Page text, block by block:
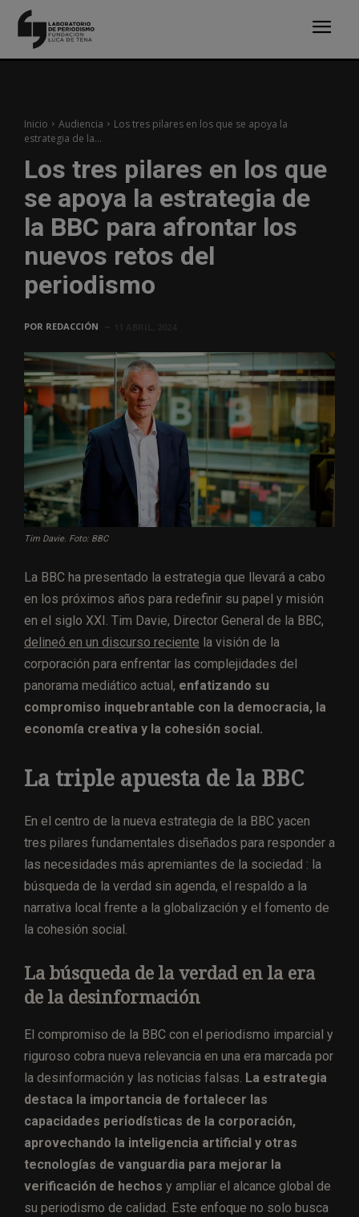
Inicio Audiencia
Los tres pilares en los que se apoya la
estrategia de la...
Los tres pilares en los que
se apoya la estrategia de
la BBC para afrontar los
nuevos retos del
periodismo
POR REDACCIÓN
Tim Davie. Foto: BBC
La BBC ha presentado la estrategia que llevará a cabo
en los próximos años para redefinir su papel y misión
en el siglo XXI. Tim Davie, Director General de la BBC,
delineó en un discurso reciente la visión de la
corporación para enfrentar las complejidades del
panorama mediático actual, enfatizando su
compromiso inquebrantable con la democracia, la
economía creativa y la cohesión social.
La triple apuesta de la BBC
En el centro de la nueva estrategia de la BBC yacen
tres pilares fundamentales diseñados para responder a
las necesidades más apremiantes de la sociedad : la
búsqueda de la verdad sin agenda, el respaldo a la
narrativa local frente a la globalización y el fomento de
la cohesión social.
La búsqueda de la verdad en la era
de la desinformación
El compromiso de la BBC con el periodismo imparcial y
riguroso cobra nueva relevancia en una era marcada por
la desinformación y las noticias falsas. La estrategia
destaca la importancia de fortalecer las
capacidades periodísticas de la corporación,
aprovechando la inteligencia artificial y otras
tecnologías de vanguardia para mejorar la
verificación de hechos y ampliar el alcance global de
su periodismo de calidad. Este enfoque no solo busca